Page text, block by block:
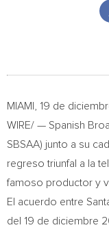
MIAMI
, 19 de
WIRE/ — Spanish
SBSAA) junto a su
regreso triunfal a la
famoso productor y
El acuerdo entre
del 19 de diciembre